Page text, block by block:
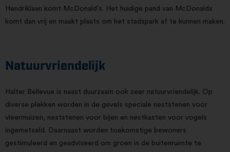
Hendriklaan komt McDonald’s. Het huidige pand van McDonalds
komt dan vrij en maakt plaats om het stadspark af te kunnen maken.
Natuurvriendelijk
Halter Bellevue is naast duurzaam ook zeer natuurvriendelijk. Op
diverse plekken worden in de gevels speciale neststenen voor
vleermuizen, neststenen voor bijen en nestkasten voor vogels
ingemetseld. Daarnaast worden toekomstige bewoners
gestimuleerd en geadviseerd om groen in de buitenruimte te